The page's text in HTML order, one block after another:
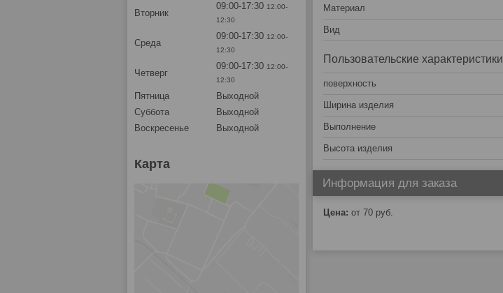
Материал
Вид
Пользовательские характеристики
поверхность
Ширина изделия
Выполнение
Высота изделия
Информация для заказа
Цена: от 70 руб.
Вторник
09:00-17:30 12:00-
12:30
Среда
09:00-17:30 12:00-
12:30
Четверг
09:00-17:30 12:00-
12:30
Пятница
Выходной
Суббота
Выходной
Воскресенье
Выходной
Карта